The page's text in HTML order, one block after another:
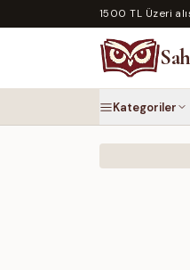
1500 TL Üzeri
Kategoriler